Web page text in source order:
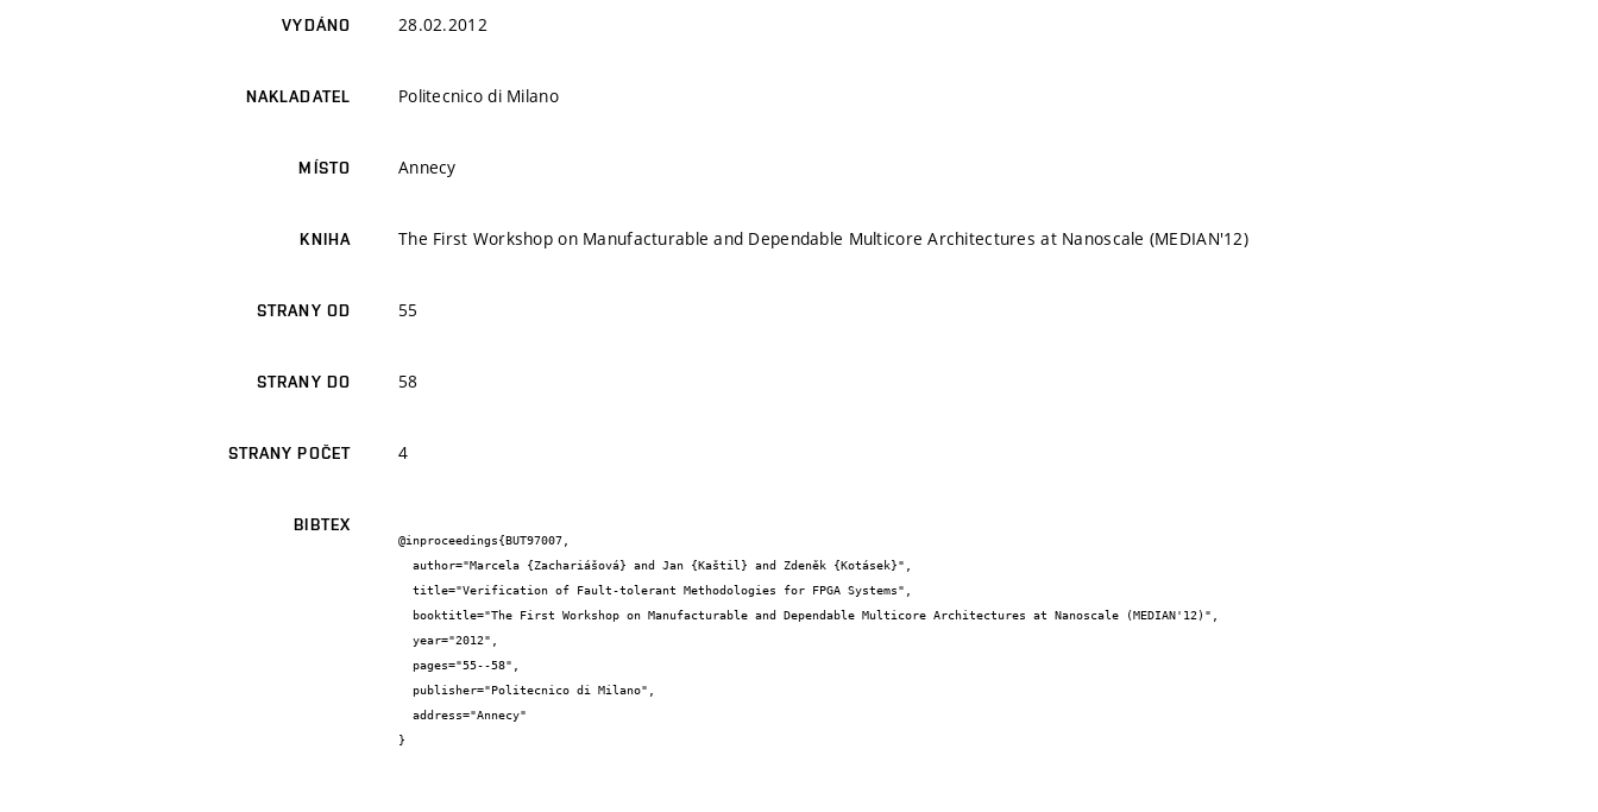
VYDÁNO 28.02.2012
NAKLADATEL Politecnico di Milano
MÍSTO Annecy
KNIHA The First Workshop on Manufacturable and Dependable Multicore Architectures at Nanoscale (MEDIAN'12)
STRANY OD 55
STRANY DO 58
STRANY POČET 4
BIBTEX
@inproceedings{BUT97007,
}